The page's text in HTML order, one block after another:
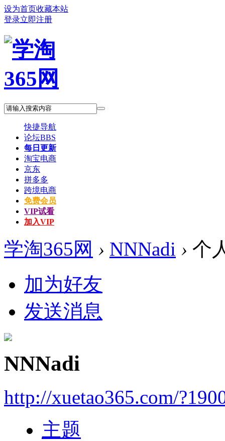
设为首页收藏本站
登录立即注册
快捷导航
论坛BBS
每日更新
淘宝电商
京东
拼多多
跨境电商
免费会员
VIP试看
加入VIP
学淘365网 › NNNadi › 个
加为好友
发送消息
NNNadi
http://xuetao365.com/
主题